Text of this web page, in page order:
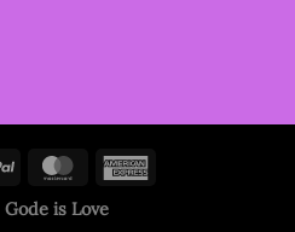
Gode is Love